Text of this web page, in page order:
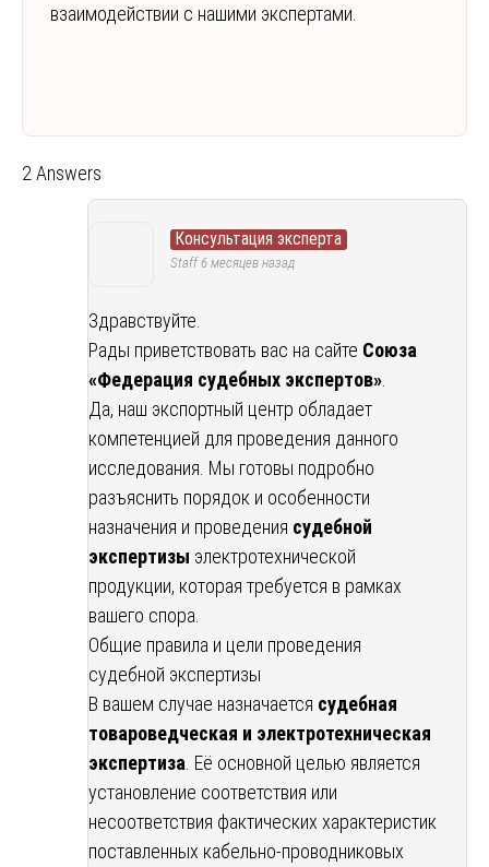
взаимодействии с нашими экспертами.
2 Answers
Консультация эксперта
Staff6 месяцев назад
Здравствуйте.
Рады приветствовать вас на сайте Союза
«Федерация судебных экспертов»
Да, наш экспортный центр обладает
компетенцией для проведения данного
исследования. Мы готовы подробно
разъяснить порядок и особенности
назначения и проведения судебной
экспертизы электротехнической
продукции, которая требуется в рамках
вашего спора.
Общие правила и цели проведения
судебной экспертизы
В вашем случае назначается судебная
товароведческая и электротехническая
экспертиза . Её основной целью является
установление соответствия или
несоответствия фактических характеристик
поставленных кабельно-проводниковых